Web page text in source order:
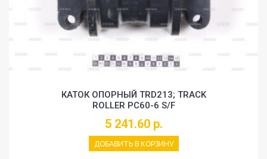
КАТОК ОПОРНЫЙ TRD213; TRACK
ROLLER PC60-6 S/F
5 241.60 р.
ДОБАВИТЬ В КОРЗИНУ